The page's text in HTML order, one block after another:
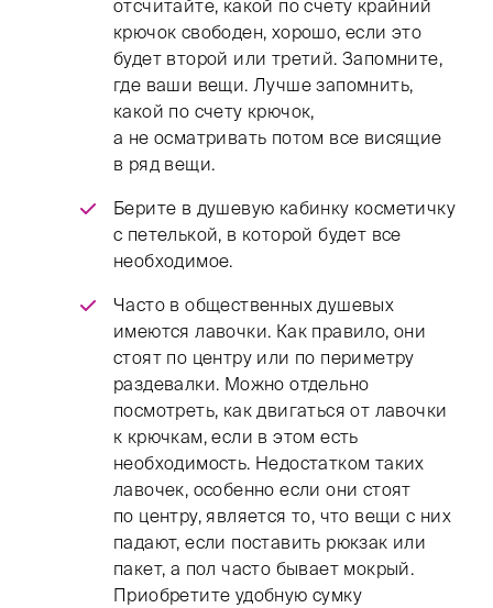
отсчитайте, какой по счету крайний
крючок свободен, хорошо, если это
будет второй или третий. Запомните,
где ваши вещи. Лучше запомнить,
какой по счету крючок,
а не осматривать потом все висящие
в ряд вещи.
Берите в душевую кабинку косметичку
с петелькой, в которой будет все
необходимое.
Часто в общественных душевых
имеются лавочки. Как правило, они
стоят по центру или по периметру
раздевалки. Можно отдельно
посмотреть, как двигаться от лавочки
к крючкам, если в этом есть
необходимость. Недостатком таких
лавочек, особенно если они стоят
по центру, является то, что вещи с них
падают, если поставить рюкзак или
пакет, а пол часто бывает мокрый.
Приобретите удобную сумку